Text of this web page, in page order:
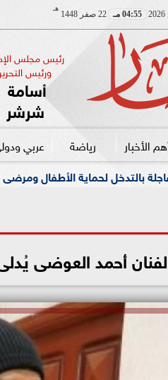
04:55 مـ 22 صفر 1448
هـ
رئيس مجلس
ورئيس التحرير
أسامة
شرشر
الأخبار رياضة عربي
جامعة بني الأورام
أحمد العوضى